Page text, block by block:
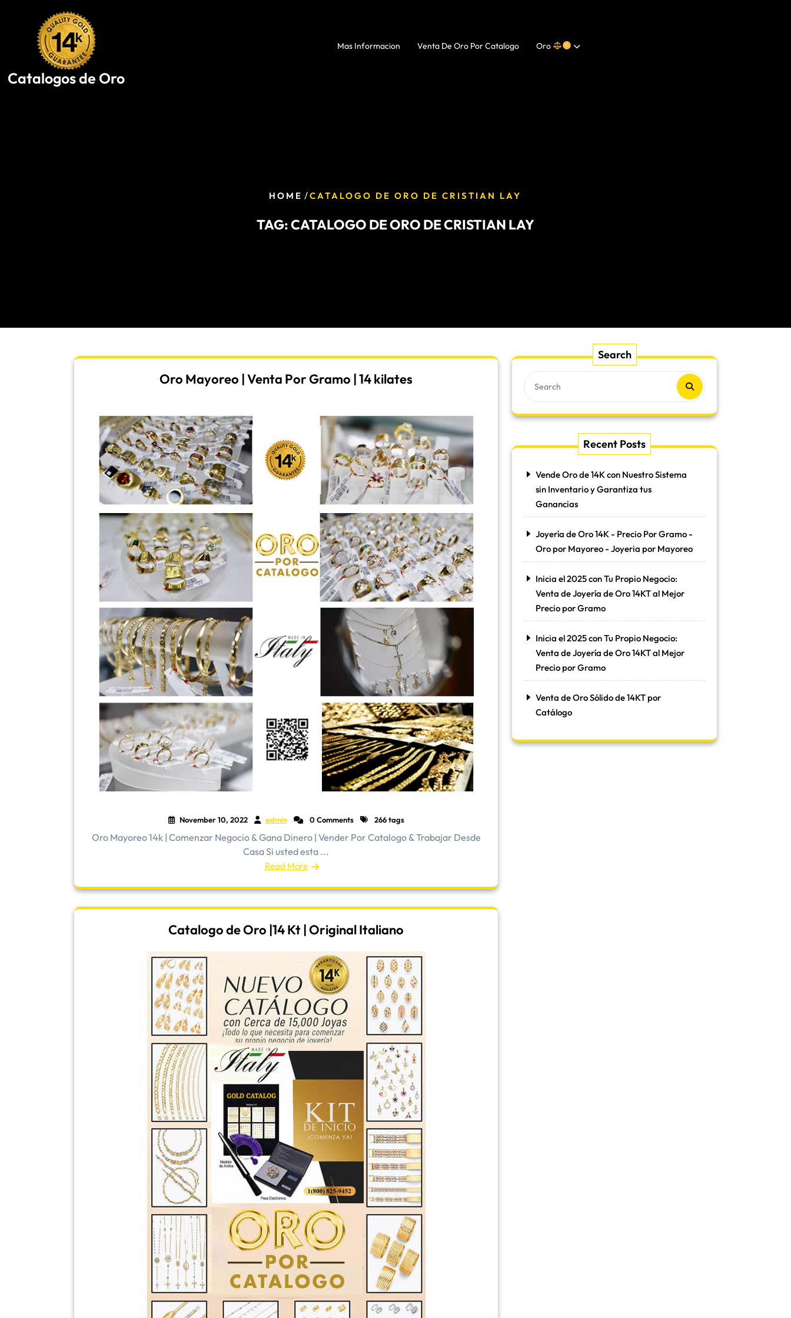
Catalogos de Oro
Mas Informacion Venta De Oro Por Catalogo Oro
HOME /CATALOGO DE ORO DE CRISTIAN LAY
TAG:CATALOGO DE ORO DE CRISTIAN LAY
Oro Mayoreo | Venta Por Gramo | 14 kilates
November 10, 2022 admin 0 Comments 266 tags
Oro Mayoreo 14k | Comenzar Negocio & Gana Dinero | Vender Por Catalogo & Trabajar Desde
Casa Si usted esta ...
Read More
Catalogo de Oro |14 Kt | Original Italiano
Search
Recent Posts
Vende Oro de 14K con Nuestro Sistema
sin Inventario y Garantiza tus
Ganancias
Joyería de Oro 14K - Precio Por Gramo -
Oro por Mayoreo - Joyeria por Mayoreo
Inicia el 2025 con Tu Propio Negocio:
Venta de Joyería de Oro 14KT al Mejor
Precio por Gramo
Inicia el 2025 con Tu Propio Negocio:
Venta de Joyería de Oro 14KT al Mejor
Precio por Gramo
Venta de Oro Sólido de 14KT por
Catálogo